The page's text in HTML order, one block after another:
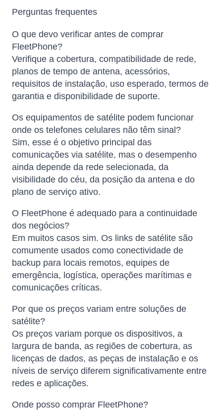
Perguntas frequentes
O que devo verificar antes de comprar
FleetPhone?
Verifique a cobertura, compatibilidade de rede,
planos de tempo de antena, acessórios,
requisitos de instalação, uso esperado, termos de
garantia e disponibilidade de suporte.
Os equipamentos de satélite podem funcionar
onde os telefones celulares não têm sinal?
Sim, esse é o objetivo principal das
comunicações via satélite, mas o desempenho
ainda depende da rede selecionada, da
visibilidade do céu, da posição da antena e do
plano de serviço ativo.
O FleetPhone é adequado para a continuidade
dos negócios?
Em muitos casos sim. Os links de satélite são
comumente usados ​​como conectividade de
backup para locais remotos, equipes de
emergência, logística, operações marítimas e
comunicações críticas.
Por que os preços variam entre soluções de
satélite?
Os preços variam porque os dispositivos, a
largura de banda, as regiões de cobertura, as
licenças de dados, as peças de instalação e os
níveis de serviço diferem significativamente entre
redes e aplicações.
Onde posso comprar FleetPhone?